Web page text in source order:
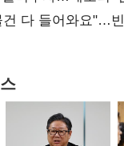
건 다 들어와요"…